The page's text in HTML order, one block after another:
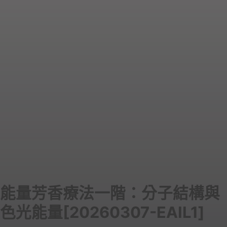
能量芳香療法一階：分子結構與
色光能量[20260307-EAIL1]